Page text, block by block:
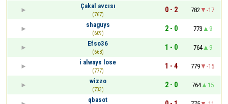
Çakal avcısı
(767)
0 - 2 782
-17
shaguys
(609)
2 - 0 773
9
Efso36
(668)
1 - 0 764
9
i always lose
(777)
1 - 4 779
-15
wizzo
(733)
2 - 0 764
15
qbasot